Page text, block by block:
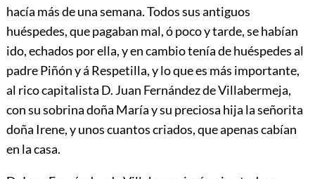
hacía más de una semana. Todos sus antiguos
huéspedes, que pagaban mal, ó poco y tarde, se habían
ido, echados por ella, y en cambio tenía de huéspedes al
padre Piñón y á Respetilla, y lo que es más importante,
al rico capitalista D. Juan Fernández de Villabermeja,
con su sobrina doña María y su preciosa hija la señorita
doña Irene, y unos cuantos criados, que apenas cabían
en la casa.